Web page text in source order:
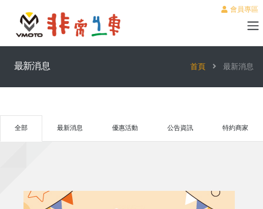
會員專區
最新消息 首頁 最新消息
全部 最新消息 優惠活動 公告資訊 特約商家